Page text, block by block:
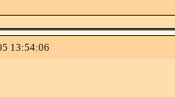
13:54:06